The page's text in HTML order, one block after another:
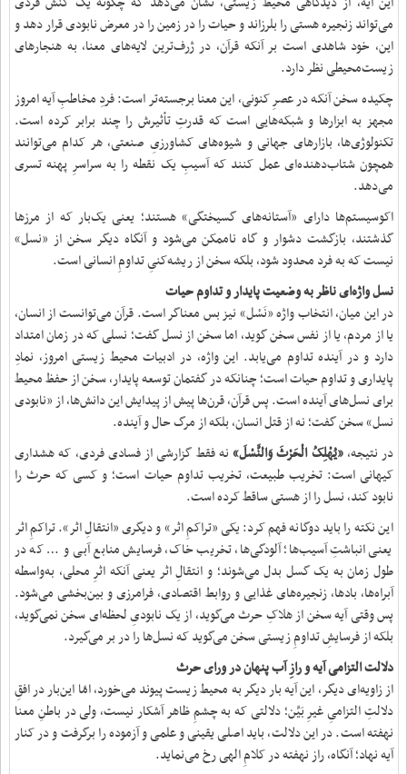
می‌تواند زنجیره‌ هستی را بلرزاند و حیات را در زمین را در معرض نابودی قرار دهد و
این، خود شاهدی است بر آنکه قرآن، در ژرف‌ترین لایه‌های معنا، به هنجارهای
زیست‌محیطی نظر دارد.
چکیده سخن آنکه در عصرِ کنونی، این معنا برجسته‌تر است: فردِ مخاطبِ آیه امروز
مجهز به ابزارها و شبکه‌هایی است که قدرتِ تأثیرش را چند برابر کرده است.
تکنولوژی‌ها، بازارهای جهانی و شیوه‌های کشاورزیِ صنعتی، هر کدام می‌توانند
همچون شتاب‌دهنده‌ای عمل کنند که آسیبِ یک نقطه را به سراسرِ پهنه تسری
می‌دهد.
اکوسیستم‌ها دارای «آستانه‌های گسیختگی» هستند؛ یعنی یک‌بار که از مرزها
گذشتند، بازگشت دشوار و گاه ناممکن می‌شود و آنگاه دیگر سخن از «نسل»
نیست که به فرد محدود شود، بلکه سخن از ریشه‌کنیِ تداومِ انسانی است.
نسل واژه‌ای ناظر به وضعیت پایدار و تداوم حیات
در این میان، انتخاب واژه‌ «نَسْل» نیز بس معناگر است. قرآن می‌توانست از انسان،
یا از مردم، یا از نفس سخن گوید، اما سخن از نسل گفت؛ نسلی که در زمان امتداد
دارد و در آینده تداوم می‌یابد. این واژه، در ادبیات محیط زیستی امروز، نمادِ
پایداری و تداوم حیات است؛ چنانکه در گفتمان توسعه‌ پایدار، سخن از حفظ محیط
برای نسل‌های آینده است. پس قرآن، قرن‌ها پیش از پیدایش این دانش‌ها، از «نابودی
نسل» سخن گفت؛ نه از قتل انسان، بلکه از مرگ حال و آینده.
در نتیجه، «یُهْلِکُ الْحَرْثَ وَالنَّسْلَ» نه فقط گزارشی از فسادی فردی، که هشداری
کیهانی است: تخریب طبیعت، تخریب تداوم حیات است؛ و کسی که حرث را
نابود کند، نسل را از هستی ساقط کرده است.
این نکته را باید دوگانه فهم کرد: یکی «تراکمِ اثر» و دیگری «انتقالِ اثر». تراکمِ اثر
یعنی انباشتِ آسیب‌ها؛ آلودگی‌ها، تخریب خاک، فرسایش منابع آبی و … که در
طول زمان به یک گسل بدل می‌شوند؛ و انتقالِ اثر یعنی آنکه اثرِ محلی، به‌واسطه‌
آبراه‌ها، بادها، زنجیره‌های غذایی و روابط اقتصادی، فرامرزی و بین‌بخشی می‌شود.
پس وقتی آیه سخن از هلاکِ حرث می‌گوید، از یک نابودیِ لحظه‌ای سخن نمی‌گوید،
بلکه از فرسایشِ تداومِ زیستی سخن می‌گوید که نسل‌ها را در بر می‌گیرد.
دلالت التزامی آیه و رازِ آب پنهان در وراى حرث
از زاویه‌ای دیگر، این آیه بار دیگر به محیط زیست پیوند می‌خورد، امّا این‌بار در افقِ
دلالتِ التزامیِ غیرِ بَیِّن؛ دلالتی که به چشمِ ظاهر آشکار نیست، ولی در باطنِ معنا
نهفته است. در این دلالت، باید اصلی یقینی و علمی و آزموده را برگرفت و در کنار
آیه نهاد؛ آنگاه، راز نهفته در کلامِ الهی رخ می‌نماید.